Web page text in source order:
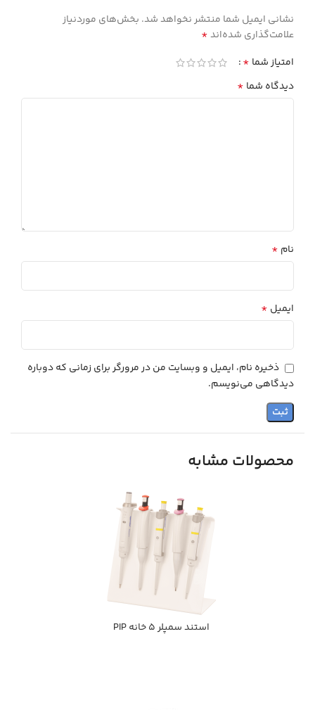
نشانی ایمیل شما منتشر نخواهد شد. بخش‌های موردنیاز
علامت‌گذاری شده‌اند*
امتیاز شما *
دیدگاه شما *
نام *
ایمیل *
ذخیره نام، ایمیل و وبسایت من در مرورگر برای زمانی که دوباره
دیدگاهی می‌نویسم.
محصولات مشابه
استند سمپلر 5 خانه PIP